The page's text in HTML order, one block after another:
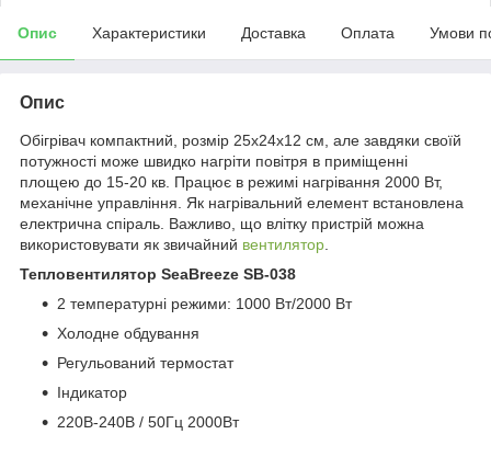
Опис Характеристики Доставка Оплата Умови
Опис
Обігрівач компактний, розмір 25х24х12 см, але завдяки своїй
потужності може швидко нагріти повітря в приміщенні
площею до 15-20 кв. Працює в режимі нагрівання 2000 Вт,
механічне управління. Як нагрівальний елемент встановлена
електрична спіраль. Важливо, що влітку пристрій можна
використовувати як звичайний вентилятор
Тепловентилятор SeaBreeze SB-038
2 температурні режими: 1000 Вт/2000 Вт
Холодне обдування
Регульований термостат
Індикатор
220В-240В / 50Гц 2000Вт